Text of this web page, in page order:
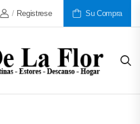
Más De 30 Años Al Servicio De Nuestros
/ Registrese Su Compra